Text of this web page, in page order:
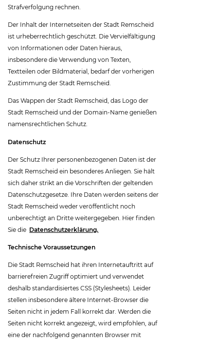
Strafverfolgung rechnen.
Der Inhalt der Internetseiten der Stadt Remscheid
ist urheberrechtlich geschützt. Die Vervielfältigung
von Informationen oder Daten hieraus,
insbesondere die Verwendung von Texten,
Textteilen oder Bildmaterial, bedarf der vorherigen
Zustimmung der Stadt Remscheid.
Das Wappen der Stadt Remscheid, das Logo der
Stadt Remscheid und der Domain-Name genießen
namensrechtlichen Schutz.
Datenschutz
Der Schutz Ihrer personenbezogenen Daten ist der
Stadt Remscheid ein besonderes Anliegen. Sie hält
sich daher strikt an die Vorschriften der geltenden
Datenschutzgesetze. Ihre Daten werden seitens der
Stadt Remscheid weder veröffentlicht noch
unberechtigt an Dritte weitergegeben. Hier finden
Sie die Datenschutzerklärung.
Technische Voraussetzungen
Die Stadt Remscheid hat ihren Internetauftritt auf
barrierefreien Zugriff optimiert und verwendet
deshalb standardisiertes CSS (Stylesheets). Leider
stellen insbesondere ältere Internet-Browser die
Seiten nicht in jedem Fall korrekt dar. Werden die
Seiten nicht korrekt angezeigt, wird empfohlen, auf
eine der nachfolgend genannten Browser mit